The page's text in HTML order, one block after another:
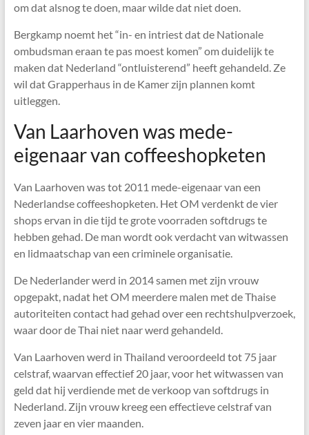
om dat alsnog te doen, maar wilde dat niet doen.
Bergkamp noemt het “in- en intriest dat de Nationale
ombudsman eraan te pas moest komen” om duidelijk te
maken dat Nederland “ontluisterend” heeft gehandeld. Ze
wil dat Grapperhaus in de Kamer zijn plannen komt
uitleggen.
Van Laarhoven was mede-
eigenaar van coffeeshopketen
Van Laarhoven was tot 2011 mede-eigenaar van een
Nederlandse coffeeshopketen. Het OM verdenkt de vier
shops ervan in die tijd te grote voorraden softdrugs te
hebben gehad. De man wordt ook verdacht van witwassen
en lidmaatschap van een criminele organisatie.
De Nederlander werd in 2014 samen met zijn vrouw
opgepakt, nadat het OM meerdere malen met de Thaise
autoriteiten contact had gehad over een rechtshulpverzoek,
waar door de Thai niet naar werd gehandeld.
Van Laarhoven werd in Thailand veroordeeld tot 75 jaar
celstraf, waarvan effectief 20 jaar, voor het witwassen van
geld dat hij verdiende met de verkoop van softdrugs in
Nederland. Zijn vrouw kreeg een effectieve celstraf van
zeven jaar en vier maanden.